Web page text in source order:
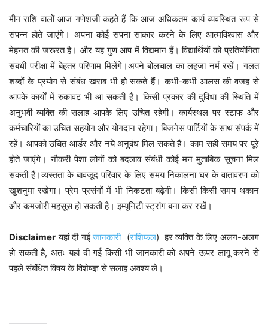
मीन राशि वालों आज गणेशजी कहते हैं कि आज अधिकतम कार्य व्यवस्थित रूप से
संपन्न होते जाएंगे। अपना कोई सपना साकार करने के लिए आत्मविश्वास और
मेहनत की जरूरत है। और यह गुण आप में विद्यमान हैं। विद्यार्थियों को प्रतियोगिता
संबंधी परीक्षा में बेहतर परिणाम मिलेंगे।अपने बोलचाल का लहजा नर्म रखें। गलत
शब्दों के प्रयोग से संबंध खराब भी हो सकते हैं। कभी-कभी आलस की वजह से
आपके कार्यों में रुकावट भी आ सकती हैं। किसी प्रकार की दुविधा की स्थिति में
अनुभवी व्यक्ति की सलाह आपके लिए उचित रहेगी। कार्यस्थल पर स्टाफ और
कर्मचारियों का उचित सहयोग और योगदान रहेगा। बिजनेस पार्टियों के साथ संपर्क में
रहें। आपको उचित आर्डर और नये अनुबंध मिल सकते हैं। काम सही समय पर पूरे
होते जाएंगे। नौकरी पेशा लोगों को बदलाव संबंधी कोई मन मुताबिक सूचना मिल
सकती हैं।व्यस्तता के बावजूद परिवार के लिए समय निकालना घर के वातावरण को
खुशनुमा रखेगा। प्रेम प्रसंगों में भी निकटता बढ़ेगी। किसी किसी समय थकान
और कमजोरी महसूस हो सकती है। इम्यूनिटी स्ट्रांग बना कर रखें।
Disclaimer यहां दी गईजानकारी(राशिफल) हर व्यक्ति के लिए अलग-अलग
हो सकती है, अतः यहां दी गई किसी भी जानकारी को अपने ऊपर लागू करने से
पहले संबंधित विषय के विशेषज्ञ से सलाह अवश्य ले।